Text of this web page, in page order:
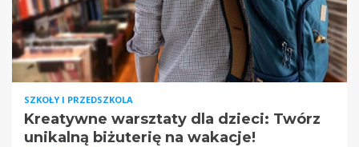
SZKOŁY I PRZEDSZKOLA
Kreatywne warsztaty dla dzieci: Twórz
unikalną biżuterię na wakacje!